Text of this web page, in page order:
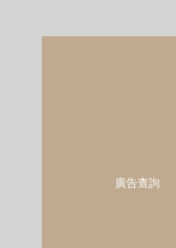
廣告查詢